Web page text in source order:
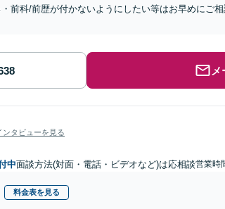
前科/前歴が付かないようにしたい等はお早めにご
ンタビューを見る
中面談方法(対面・電話・ビデオなど)は応相談営業時
料金表を見る